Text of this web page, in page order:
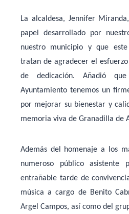
La alcaldesa, Jennifer
papel desarrollado por
nuestro municipio y que
tratan de agradecer el
de dedicación. Añadió
Ayuntamiento tenemos un
por mejorar su bienestar y
memoria viva de Granadilla de
Además del homenaje a los
numeroso público asistente
entrañable tarde de
música a cargo de Benito
Argel Campos, así como del